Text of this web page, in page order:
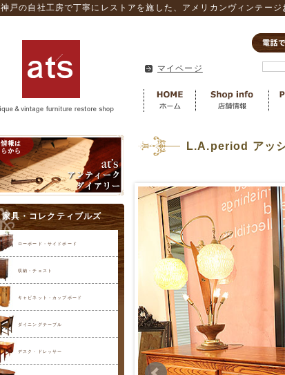
神戸の自社工房で丁寧にレストアを施した、アメリカンヴィンテー
マイページ
家具・コレクティブルズ
ローボード・サイドボード
収納・チェスト
キャビネット・カップボード
ダイニングテーブル
デスク・ドレッサー
L.A.period アッ